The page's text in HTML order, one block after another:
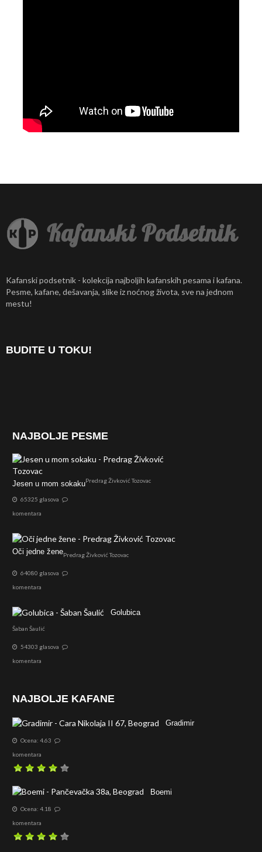
Kafanski podsetnik - kolekcija najboljih kafanskih pesama i kafana.
Pesme, kafane, dešavanja, slike iz noćnog života, sve na jednom
mestu!
BUDITE U TOKU!
NAJBOLJE PESME
Jesen u mom sokakuPredrag Živković Tozovac
65325 glasova
komentara
Oči jedne ženePredrag Živković Tozovac
64080 glasova
komentara
Golubica
Šaban Šaulić
54303 glasova
komentara
NAJBOLJE KAFANE
Gradimir
Ocena: 4.63
komentara
Boemi
Ocena: 4.18
komentara